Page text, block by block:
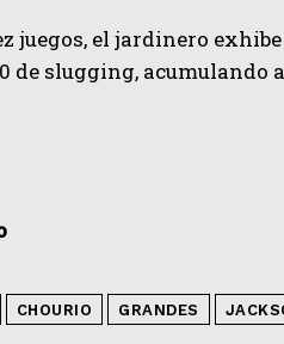
el jardinero
de slugging,
CHOURIO GRANDES